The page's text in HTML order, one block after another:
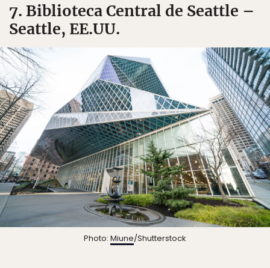
7. Biblioteca Central de Seattle –
Seattle, EE.UU.
Photo: Miune/Shutterstock